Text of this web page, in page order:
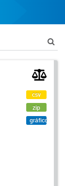
csv
zip
gráfico